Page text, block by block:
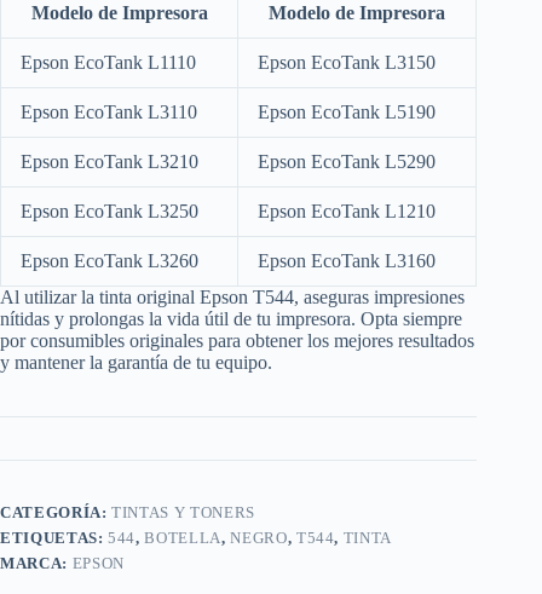
Modelo de Impresora Modelo de Impresora
Epson EcoTank L1110 Epson EcoTank L3150
Epson EcoTank L3110 Epson EcoTank L5190
Epson EcoTank L3210 Epson EcoTank L5290
Epson EcoTank L3250 Epson EcoTank L1210
Epson EcoTank L3260
Epson EcoTank L3160
Al utilizar la tinta original Epson T544, aseguras impresiones
nítidas y prolongas la vida útil de tu impresora. Opta siempre
por consumibles originales para obtener los mejores resultados
y mantener la garantía de tu equipo.
CATEGORÍA:TINTAS Y TONERS
ETIQUETAS:544,BOTELLA,NEGRO, T544, TINTA
MARCA: EPSON